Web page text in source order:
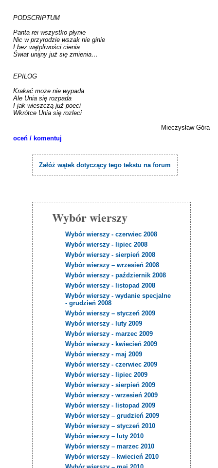
PODSCRIPTUM
Panta rei wszystko płynie
Nic w przyrodzie wszak nie ginie
I bez wątpliwości cienia
Świat unijny już się zmienia…
EPILOG
Krakać może nie wypada
Ale Unia się rozpada
I jak wieszczą już poeci
Wkrótce Unia się rozleci
Mieczysław Góra
oceń / komentuj
Załóż wątek dotyczący tego tekstu na forum
Wybór wierszy
Wybór wierszy - czerwiec 2008
Wybór wierszy - lipiec 2008
Wybór wierszy - sierpień 2008
Wybór wierszy – wrzesień 2008
Wybór wierszy - październik 2008
Wybór wierszy - listopad 2008
Wybór wierszy - wydanie specjalne
- grudzień 2008
Wybór wierszy – styczeń 2009
Wybór wierszy - luty 2009
Wybór wierszy - marzec 2009
Wybór wierszy - kwiecień 2009
Wybór wierszy - maj 2009
Wybór wierszy - czerwiec 2009
Wybór wierszy - lipiec 2009
Wybór wierszy - sierpień 2009
Wybór wierszy - wrzesień 2009
Wybór wierszy - listopad 2009
Wybór wierszy – grudzień 2009
Wybór wierszy – styczeń 2010
Wybór wierszy – luty 2010
Wybór wierszy – marzec 2010
Wybór wierszy – kwiecień 2010